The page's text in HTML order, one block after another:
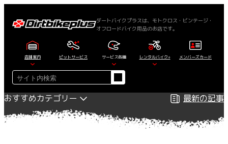
ダートバイクプラスは、モトクロス・ビンテージ・
オフロードバイク用品のお店です。
店舗案内 ピットサービス サービス各種 レンタルバイク+ メンバーズカード
検
索
おすすめカテゴリー
最新の記事